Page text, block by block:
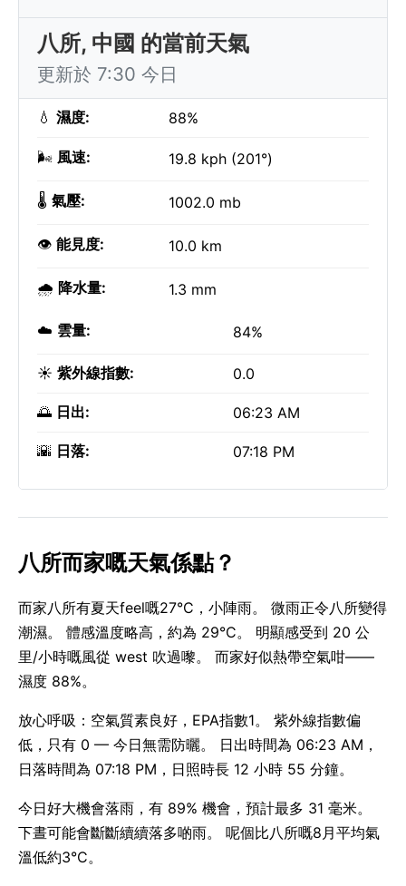
八所, 中國 的當前天氣
更新於 7:30 今日
💧 濕度: 88%
🌬️ 風速: 19.8 kph (201°)
🌡️ 氣壓: 1002.0 mb
👁️ 能見度: 10.0 km
🌧️ 降水量: 1.3 mm
☁️ 雲量: 84%
☀️ 紫外線指數: 0.0
🌅 日出: 06:23 AM
🌇 日落: 07:18 PM
八所而家嘅天氣係點？
而家八所有夏天feel嘅27°C，小陣雨。 微雨正令八所變得
潮濕。 體感溫度略高，約為 29°C。 明顯感受到 20 公
里/小時嘅風從 west 吹過嚟。 而家好似熱帶空氣咁——
濕度 88%。
放心呼吸：空氣質素良好，EPA指數1。 紫外線指數偏
低，只有 0 — 今日無需防曬。 日出時間為 06:23 AM，
日落時間為 07:18 PM，日照時長 12 小時 55 分鐘。
今日好大機會落雨，有 89% 機會，預計最多 31 毫米。
下晝可能會斷斷續續落多啲雨。 呢個比八所嘅8月平均氣
溫低約3°C。